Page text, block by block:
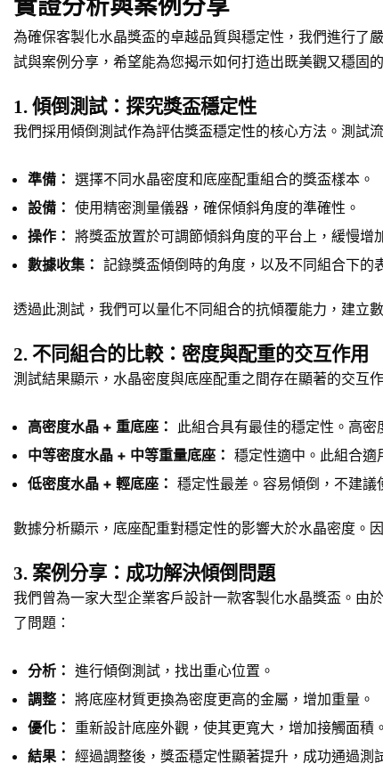
實證分析與案例分享
為確保客製化水晶獎盃的卓越品質與穩定性，我們進行了
試與案例分享，希望能為您揭示如何打造出既美觀又穩固
1. 傾倒測試：探究獎盃穩定性
我們採用傾倒測試作為評估獎盃穩定性的核心方法。測試流
準備： 選擇不同水晶密度和底座配重組合的獎盃樣本。
設備： 使用精密測量儀器，確保傾斜角度的準確性。
操作： 將獎盃放置於可調節傾斜角度的平台上，緩慢增
數據收集： 記錄獎盃傾倒時的角度，以及不同組合下的
透過此測試，我們可以量化不同組合的抗傾覆能力，建立
2. 不同組合的比較：密度與配重的交互作用
測試結果顯示，水晶密度與底座配重之間存在顯著的交互
高密度水晶 + 重底座：
此組合具有最佳的穩定性。高
中等密度水晶 + 中等重量底座： 穩定性適中。此組合適
低密度水晶 + 輕底座： 穩定性最差。容易傾倒，不建議
數據分析顯示，底座配重對穩定性的影響大於水晶密度。
3. 案例分享：成功解決傾倒問題
我們曾為一家大型企業客戶設計一款客製化水晶獎盃。由
了問題：
分析： 進行傾倒測試，找出重心位置。
調整： 將底座材質更換為密度更高的金屬，增加重量。
優化： 重新設計底座外觀，使其更寬大，增加接觸面積。
結果： 經過調整後，獎盃穩定性顯著提升，成功通過測